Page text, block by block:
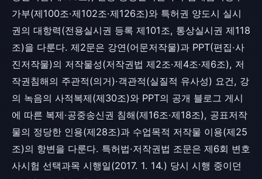
가부(제100조·제102조·제126조)와 특허권 양도시 실시
권의 대항력(전용실시권 등록 제101조, 통상실시권 제118
조)을 다룬다. 제2문은 강연(어문저작물)과 PPT(편집·사
진저작물)의 저작물성(저작권법 제2조·제4조·제6조), 저
작권침해의 주관적(의거)·객관적(실질적 유사성) 요건, 강
의 녹음의 사적복제(제30조)와 PPT의 공개 블로그 게시
에 따른 복제·공중송신권 침해(제16조·제18조), 공표저작
물의 정당한 인용(제28조)과 수업목적 저작물 이용(제25
조)의 항변을 다룬다. 특허법·저작권법 조문은 제6회 변호
사시험 선택과목 시행일(2017. 1. 14.) 당시 시행 중이던